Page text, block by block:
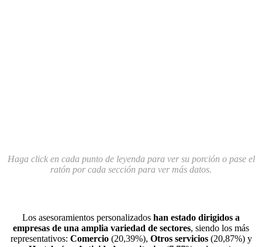
Haga click en cada punto de leyenda para ver su porción o pase el
ratón por cada sección para ver más datos.
Los asesoramientos personalizados han estado dirigidos a
empresas de una amplia variedad de sectores, siendo los más
representativos: Comercio(20,39%), Otros servicios(20,87%) y